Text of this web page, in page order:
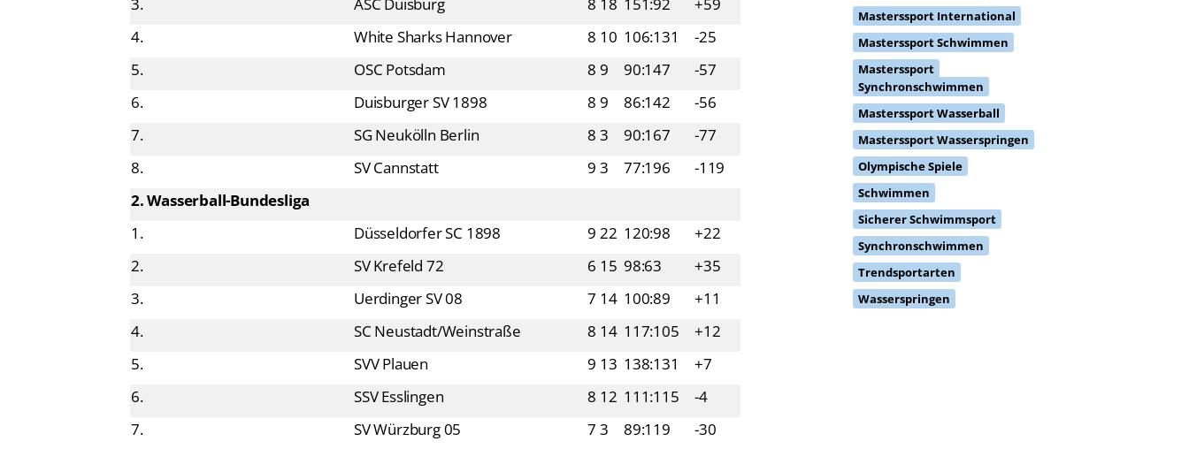
4.
White Sharks Hannover 8 10 106:131
-25
5.
OSC Potsdam 8 9 90:147
-57
6.
Duisburger SV 1898 8 9 86:142
-56
7.
SG Neukölln Berlin 8 3 90:167
-77
8.
SV Cannstatt 9 3 77:196
-119
2. Wasserball-Bundesliga
1.
2.
SV Krefeld 72 6 15 98:63
+35
3.
Uerdinger SV 08 7 14 100:89
+11
4.
SC Neustadt/Weinstraße 8 14 117:105
+12
5.
SVV Plauen 9 13 138:131
+7
6.
SSV Esslingen 8 12 111:115
-4
7.
SV Würzburg 05 7 3 89:119
-30
8.
SpVg Laatzen 1894 8 0 86:139 -53
Masterssport Schwimmen
Masterssport
Synchronschwimmen
Masterssport Wasserball
Masterssport Wasserspringen
Olympische Spiele
Schwimmen
Sicherer Schwimmsport
Synchronschwimmen
Trendsportarten
Wasserspringen